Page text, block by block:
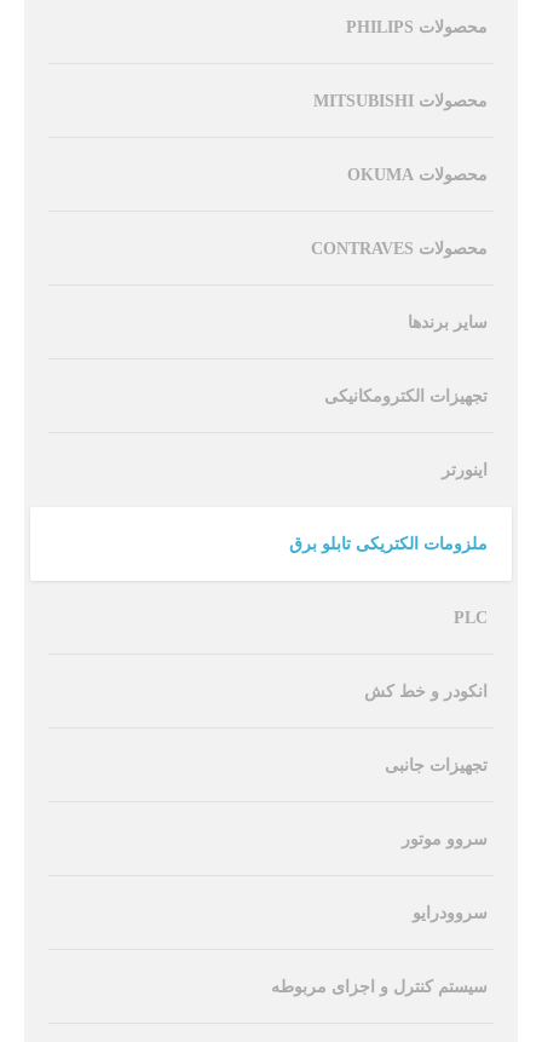
محصولات PHILIPS
محصولات MITSUBISHI
محصولات OKUMA
محصولات CONTRAVES
سایر برندها
تجهیزات الکترومکانیکی
اینورتر
ملزومات الکتریکی تابلو برق
PLC
انکودر و خط کش
تجهیزات جانبی
سروو موتور
سروودرایو
سیستم کنترل و اجزای مربوطه